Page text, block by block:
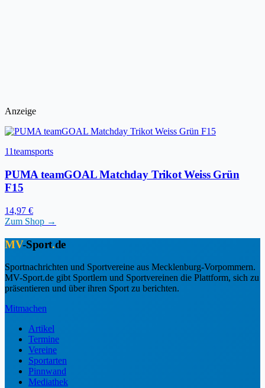
Anzeige
11teamsports
PUMA teamGOAL Matchday Trikot Weiss Grün
F15
14,97 €
Zum Shop →
MV-Sport.de
Sportnachrichten und Sportvereine aus Mecklenburg-Vorpommern.
MV-Sport.de gibt Sportlern und Sportvereinen die Plattform, sich zu
präsentieren und über ihren Sport zu berichten.
Mitmachen
Artikel
Termine
Vereine
Sportarten
Pinnwand
Mediathek